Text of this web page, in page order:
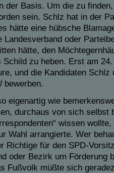
der Basis. Um die zu
sein. Schlz hat in der
hätte eine hübsche
Landesverband oder
hätte, den
Schild zu heben. Erst am
und die Kandidaten
bewerben.
eigenartig wie
durchaus von sich selbst
wissen
Wahl arrangierte. Wer
Richtige für den SPD-
oder Bezirk um Förderung
Fußvolk müßte sich